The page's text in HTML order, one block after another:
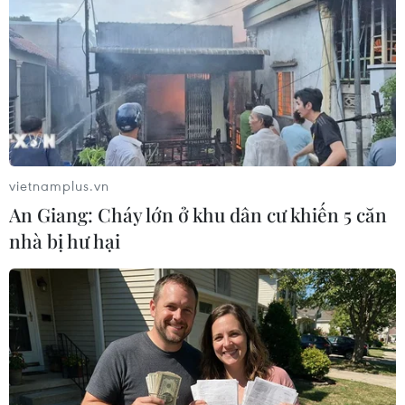
Theo dõi VietnamPlus
TIN LIÊN QUAN
vietnamplus.vn
An Giang: Cháy lớn ở khu dân cư khiến 5 căn
nhà bị hư hại